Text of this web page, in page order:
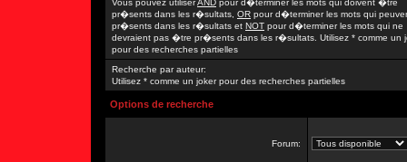
Vous pouvez utiliserAND pour d�terminer les mots qui doivent �tre
pr�sents dans les r�sultats, OR pour d�terminer les mots qui
pr�sents dans les r�sultats et NOT pour d�terminer les mots qui ne
devraient pas �tre pr�sents dans les r�sultats. Utilisez * comme un
pour des recherches partielles
Recherche par auteur:
Utilisez * comme un joker pour des recherches partielles
Options de recherche
Forum: